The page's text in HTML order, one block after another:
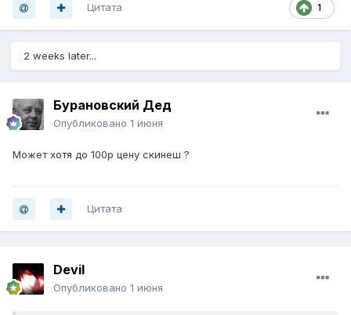
1
Цитата
2 weeks later...
Бурановский Дед
Опубликовано 1 июня
Может хотя до 100р цену скинеш ?
Цитата
Devil
Опубликовано 1 июня